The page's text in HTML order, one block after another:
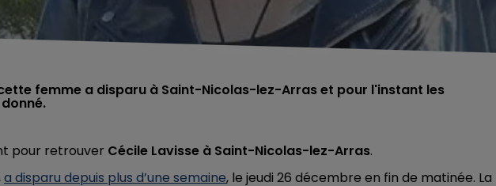
femme a disparu à Saint-Nicolas-lez-Arras et pour l'instant les
pour retrouver Cécile Lavisse à Saint-Nicolas-lez-Arras.
a disparu depuis plus d’une semaine, le jeudi 26 décembre en fin de matinée. La